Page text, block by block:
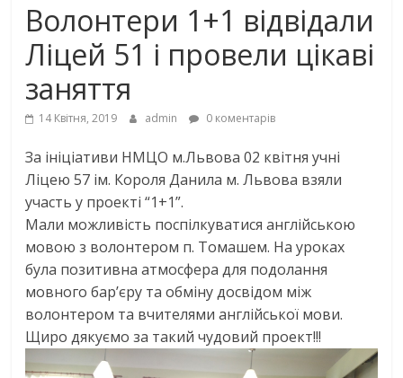
Волонтери 1+1 відвідали
Ліцей 51 і провели цікаві
заняття
14 Квітня, 2019 admin 0 коментарів
За ініціативи НМЦО м.Львова 02 квітня учні
Ліцею 57 ім. Короля Данила м. Львова взяли
участь у проекті “1+1”.
Мали можливість поспілкуватися англійською
мовою з волонтером п. Томашем. На уроках
була позитивна атмосфера для подолання
мовного бар’єру та обміну досвідом між
волонтером та вчителями англійської мови.
Щиро дякуємо за такий чудовий проект!!!